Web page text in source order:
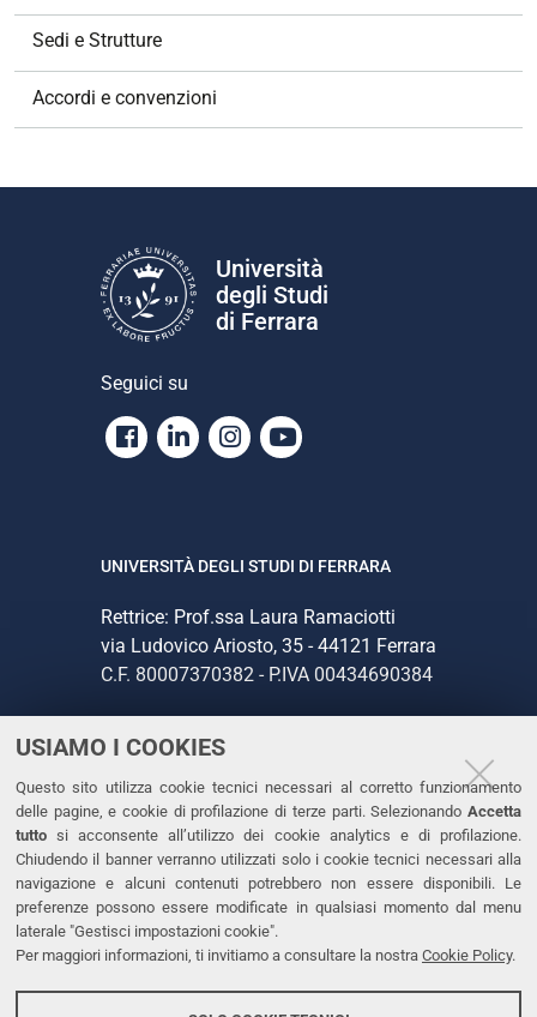
USIAMO I COOKIES
Questo sito utilizza cookie tecnici necessari al corretto funzionamento
delle pagine, e cookie di profilazione di terze parti. Selezionando Accetta
tutto si acconsente all’utilizzo dei cookie analytics e di profilazione.
Chiudendo il banner verranno utilizzati solo i cookie tecnici necessari alla
navigazione e alcuni contenuti potrebbero non essere disponibili. Le
preferenze possono essere modificate in qualsiasi momento dal menu
laterale "Gestisci impostazioni cookie".
Per maggiori informazioni, ti invitiamo a consultare la nostra Cookie Policy.
Sedi e Strutture
Accordi e convenzioni
Università
degli Studi
di Ferrara
Seguici su
Facebook
LinkedinInstagram
Youtube
UNIVERSITÀ DEGLI STUDI DI FERRARA
Rettrice: Prof.ssa Laura Ramaciotti
via Ludovico Ariosto, 35 - 44121 Ferrara
C.F. 80007370382 - P.IVA 00434690384
CONTATTI
Tel. +39 0532 293111
Fax. +39 0532 293031
PEC
LINKS